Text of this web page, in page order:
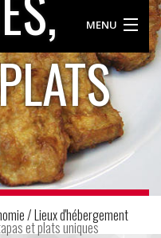
MENU
/ Lieux d'hébergement
et plats uniques